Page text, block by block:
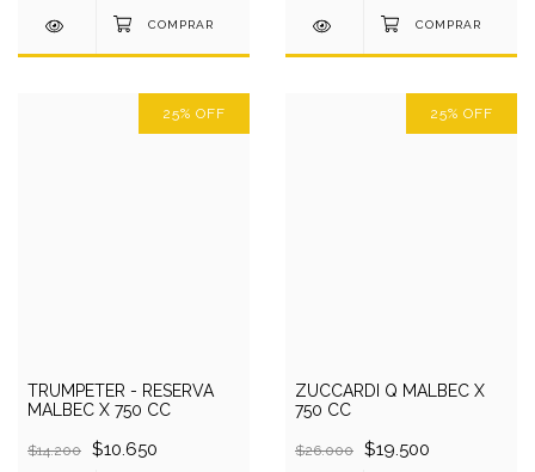
25% OFF
TRUMPETER - RESERVA
MALBEC X 750 CC
$14.200 $10.650
25% OFF
ZUCCARDI Q MALBEC X
750 CC
$26.000 $19.500